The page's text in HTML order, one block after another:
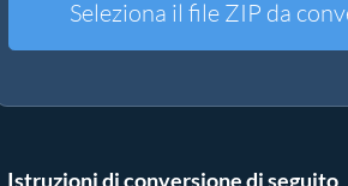
Altri strumenti
Seleziona il file ZIP da
Istruzioni di conversione di seguito